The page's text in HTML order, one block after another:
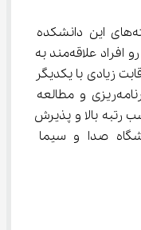
همانطور که مشاهده می‌کنید، رشته‌های این دانشکده
بسیار خاص و ویژه می‌باشد و از این رو افراد علاقه‌مند به
رقابت زیادی با یکدیگر
خواهند داشت. این موضوع لزوم برنامه‌ریزی و مطالعه
بالا و پذیرش
صدا و سیما